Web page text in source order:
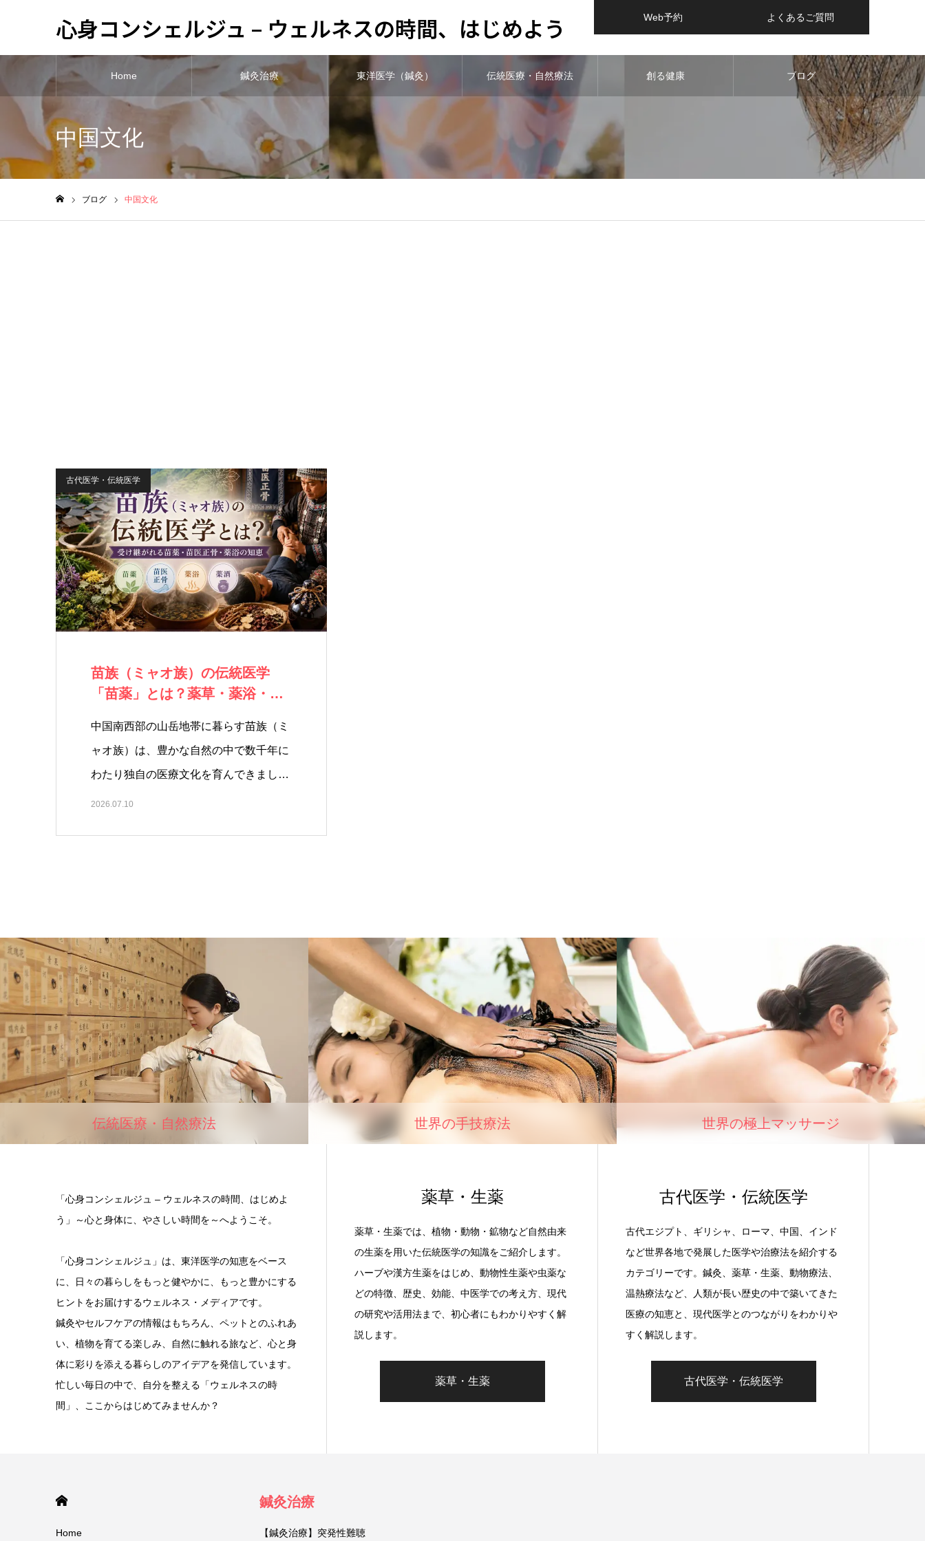
心身コンシェルジュ – ウェルネスの時間、はじめよう Web予約 よくあるご質問
Home 鍼灸治療 東洋医学（鍼灸） 伝統医療・自然療法 創る健康 ブログ
中国文化
ブログ 中国文化
古代医学・伝統医学
苗族（ミャオ族）の伝統医学
「苗薬」とは？薬草・薬浴・薬
中国南西部の山岳地帯に暮らす苗族（ミ
ャオ族）は、豊かな自然の中で数千年に
わたり独自の医療文化を育んできまし
た…
2026.07.10
伝統医療・自然療法 世界の手技療法 世界の極上マッサージ
「心身コンシェルジュ – ウェルネスの時間、はじめよ
う」～心と身体に、やさしい時間を～へようこそ。
「心身コンシェルジュ」は、東洋医学の知恵をベース
に、日々の暮らしをもっと健やかに、もっと豊かにする
ヒントをお届けするウェルネス・メディアです。
鍼灸やセルフケアの情報はもちろん、ペットとのふれあ
い、植物を育てる楽しみ、自然に触れる旅など、心と身
体に彩りを添える暮らしのアイデアを発信しています。
忙しい毎日の中で、自分を整える「ウェルネスの時
間」、ここからはじめてみませんか？
薬草・生薬
薬草・生薬では、植物・動物・鉱物など自然由来
の生薬を用いた伝統医学の知識をご紹介します。
ハーブや漢方生薬をはじめ、動物性生薬や虫薬な
どの特徴、歴史、効能、中医学での考え方、現代
の研究や活用法まで、初心者にもわかりやすく解
説します。
薬草・生薬
古代医学・伝統医学
古代エジプト、ギリシャ、ローマ、中国、インド
など世界各地で発展した医学や治療法を紹介する
カテゴリーです。鍼灸、薬草・生薬、動物療法、
温熱療法など、人類が長い歴史の中で築いてきた
医療の知恵と、現代医学とのつながりをわかりや
すく解説します。
古代医学・伝統医学
Home
鍼灸治療
【鍼灸治療】突発性難聴